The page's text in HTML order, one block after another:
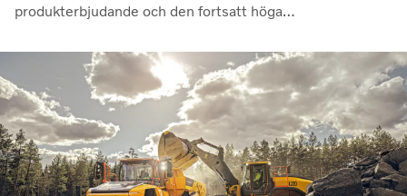
produkterbjudande och den fortsatt höga
marknader. Lönsamheten nådde sin högsta nivå under de
senaste kvartalen. Det justerade rörelseresultatet steg
till 14,8 miljarder kronor (13,5), med en justerad
rörelsemarginal på 11,7%, upp från 11,0% under andra
kvartalet 2025, en utveckling som visar vår förmåga att
generera bra resultat genom konjunkturcykeln”, säger
Martin Lundstedt, vd och koncernchef.